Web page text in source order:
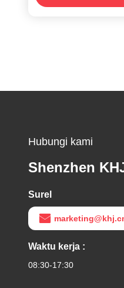
Hubungi kami
Shenzhen
Surel
Waktu kerja :
08:30-17:30